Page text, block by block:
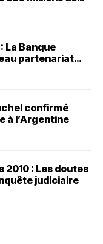
La Banque
partenariat
confirmé
à l’Argentine
2010 : Les doutes
judiciaire